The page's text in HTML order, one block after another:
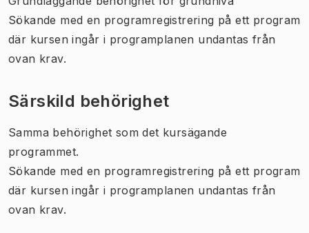
Sökande med en programregistrering på ett program
där kursen ingår i programplanen undantas från
ovan krav.
Särskild behörighet
Samma behörighet som det kursägande
programmet.
Sökande med en programregistrering på ett program
där kursen ingår i programplanen undantas från
ovan krav.